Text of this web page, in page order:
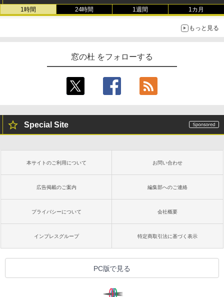
ラインコード版
Robloxギフトカード - 1000 Robux 【限
定バーチャルアイテムを含む】 【オンラ
ラインコード版
￥1,600
Microsoft Office Home & Business 202
4(最新 永続版)|オンラインコード版|Wind
￥39,582
Robloxギフトカード - 2,000 Robux 【限
定バーチャルアイテムを含む】 【オンラ
ラインコード版
ト): Java & Bedrock Edition | オンライ
ンコード版
出す プロンプトの言葉 AI画像生成シリー
ズ (はぴーイラストLabo)
￥480
非エンジニア 初心者 素人 でも安心 使い
方 マニュアル AI副業にもコンテンツ作成
にもKindle出版にも！ 非エンジニアのた
￥99
1冊ですべて身につくHTML & CSSとWe
bデザイン入門講座［第2版］
￥1,292
ードウェア・市販ソフトウェアのパーフ
ェクトリストと最新エミュレータ紹介
ク
Amazon Kindle - 目に優しい、かさばら
ない、大きな画面で読みやすい、6週間持
書籍リーダー、ブラック、16GB、広告な
Kindle Paperwhite シグニチャーエディ
るさ自動調整、色調調節ライト、12週間
持続バッテリー、広告なし、メタリック
Amazon Kindle Colorsoft | 16GBストレ
ージ、防水、7インチカラーディスプレ
イ、色調調節ライト、最大8週間持続バッ
テリー、広告無し、ブラック (2025年発
売)
￥31,980
1時間 24時間 1週間 1カ月
もっと見る
窓の杜 をフォローする
Special Site
本サイトのご利用について お問い合わせ
広告掲載のご案内 編集部へのご連絡
プライバシーについて 会社概要
インプレスグループ 特定商取引法に基づく表示
PC版で見る